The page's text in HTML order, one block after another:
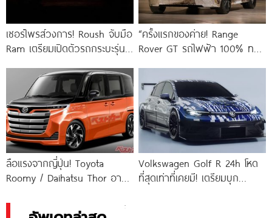
เซอร์ไพรส์วงการ! Roush จับมือ
Ram เตรียมเปิดตัวรถกระบะรุ่น
TRX หรือ
“ครั้งแรกของค่าย! Range
Rover GT รถไฟฟ้า 100% ทรง
ลือแรงจากญี่ปุ่น! Toyota
Roomy / Daihatsu Thor อาจ
ครั้งแรก ภายในปี 2026
Volkswagen Golf R 24h โหด
ที่สุดเท่าที่เคยมี! เตรียมบุก